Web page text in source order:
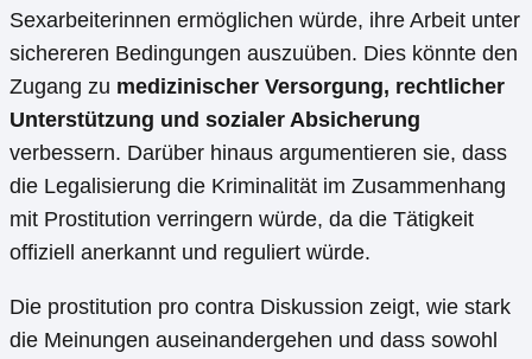
Sexarbeiterinnen ermöglichen würde, ihre Arbeit unter
sichereren Bedingungen auszuüben. Dies könnte den
Zugang zu medizinischer Versorgung, rechtlicher
Unterstützung und sozialer Absicherung
verbessern. Darüber hinaus argumentieren sie, dass
die Legalisierung die Kriminalität im Zusammenhang
mit Prostitution verringern würde, da die Tätigkeit
offiziell anerkannt und reguliert würde.
Die prostitution pro contra Diskussion zeigt, wie stark
die Meinungen auseinandergehen und dass sowohl